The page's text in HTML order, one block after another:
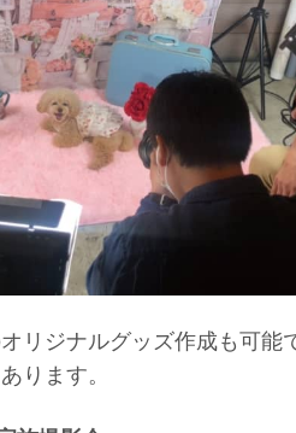
リジナルグッズ作成も可能
ります。